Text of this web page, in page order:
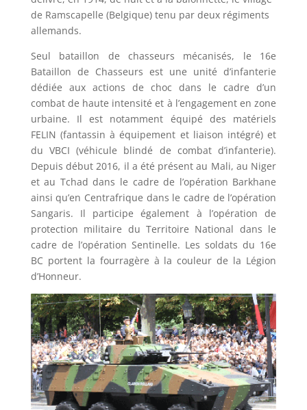
de Ramscapelle (Belgique) tenu par deux régiments
allemands.
Seul bataillon de chasseurs mécanisés, le 16e
Bataillon de Chasseurs est une unité d’infanterie
dédiée aux actions de choc dans le cadre d’un
combat de haute intensité et à l’engagement en zone
urbaine. Il est notamment équipé des matériels
FELIN (fantassin à équipement et liaison intégré) et
du VBCI (véhicule blindé de combat d’infanterie).
Depuis début 2016, il a été présent au Mali, au Niger
et au Tchad dans le cadre de l’opération Barkhane
ainsi qu’en Centrafrique dans le cadre de l’opération
Sangaris. Il participe également à l’opération de
protection militaire du Territoire National dans le
cadre de l’opération Sentinelle. Les soldats du 16e
BC portent la fourragère à la couleur de la Légion
d’Honneur.